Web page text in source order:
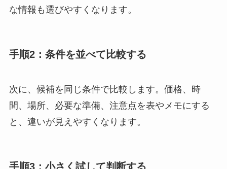
な情報も選びやすくなります。
手順2：条件を並べて比較する
次に、候補を同じ条件で比較します。価格、時
間、場所、必要な準備、注意点を表やメモにする
と、違いが見えやすくなります。
手順3：小さく試して判断する